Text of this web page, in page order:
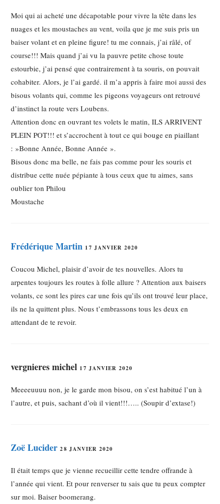
Moi qui ai acheté une décapotable pour vivre la tête dans les
nuages et les moustaches au vent, voila que je me suis pris un
baiser volant et en pleine figure! tu me connais, j’ai râlé, of
course!!! Mais quand j’ai vu la pauvre petite chose toute
estourbie, j’ai pensé que contrairement à ta souris, on pouvait
cohabiter. Alors, je l’ai gardé. il m’a appris à faire moi aussi des
bisous volants qui, comme les pigeons voyageurs ont retrouvé
d’instinct la route vers Loubens.
Attention donc en ouvrant tes volets le matin, ILS ARRIVENT
PLEIN POT!!! et s’accrochent à tout ce qui bouge en piaillant
: »Bonne Année, Bonne Année ».
Bisous donc ma belle, ne fais pas comme pour les souris et
distribue cette nuée pépiante à tous ceux que tu aimes, sans
oublier ton Philou
Moustache
Frédérique Martin 17 JANVIER 2020
Coucou Michel, plaisir d’avoir de tes nouvelles. Alors tu
arpentes toujours les routes à folle allure ? Attention aux baisers
volants, ce sont les pires car une fois qu’ils ont trouvé leur place,
ils ne la quittent plus. Nous t’embrassons tous les deux en
attendant de te revoir.
vergnieres michel 17 JANVIER 2020
Meeeeuuuu non, je le garde mon bisou, on s’est habitué l’un à
l’autre, et puis, sachant d’où il vient!!!….. (Soupir d’extase!)
Zoë Lucider 28 JANVIER 2020
Il était temps que je vienne recueillir cette tendre offrande à
l’année qui vient. Et pour renverser tu sais que tu peux compter
sur moi. Baiser boomerang.